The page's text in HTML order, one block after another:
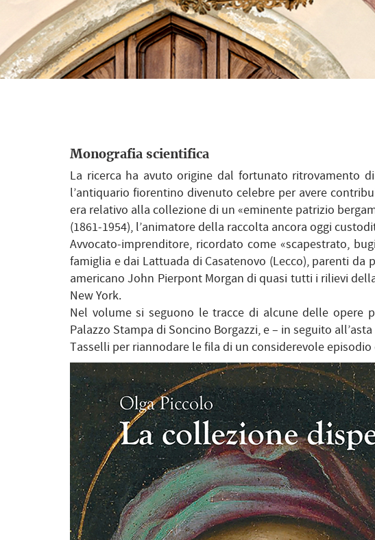
Monografia scientifica
La ricerca ha avuto origine dal fortunato ritrovamento
l’antiquario fiorentino divenuto celebre per avere
era relativo alla collezione di un «eminente patrizio
(1861-1954), l’animatore della raccolta ancora oggi
Avvocato-imprenditore, ricordato come «scapestrato,
famiglia e dai Lattuada di Casatenovo (Lecco), parenti
americano John Pierpont Morgan di quasi tutti i rilievi
New York.
Nel volume si seguono le tracce di alcune delle opere
Palazzo Stampa di Soncino Borgazzi, e – in seguito
Tasselli per riannodare le fila di un considerevole